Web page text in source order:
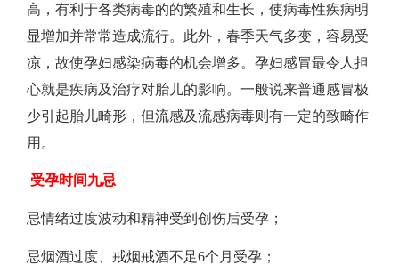
高，有利于各类病毒的的繁殖和生长，使病毒性疾病明
显增加并常常造成流行。此外，春季天气多变，容易受
凉，故使孕妇感染病毒的机会增多。孕妇感冒最令人担
心就是疾病及治疗对胎儿的影响。一般说来普通感冒极
少引起胎儿畸形，但流感及流感病毒则有一定的致畸作
用。
受孕时间九忌
忌情绪过度波动和精神受到创伤后受孕；
忌烟酒过度、戒烟戒酒不足6个月受孕；